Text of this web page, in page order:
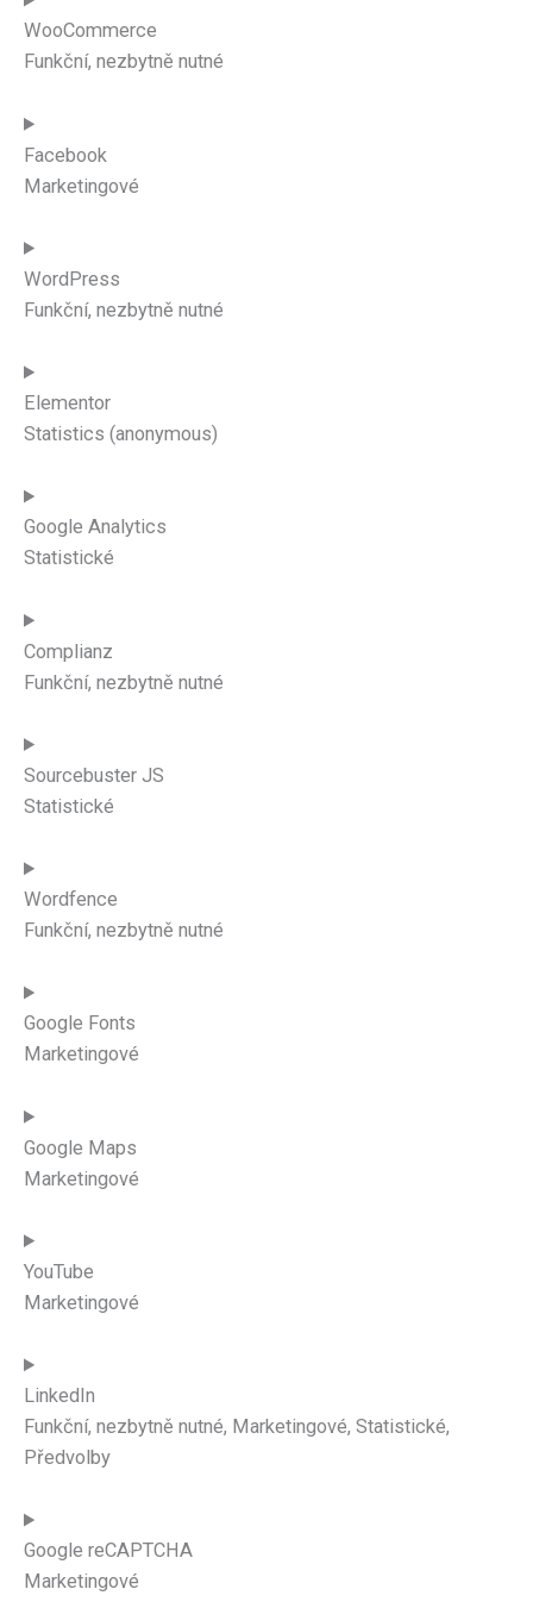
WooCommerce
Funkční, nezbytně nutné
Facebook
Marketingové
WordPress
Funkční, nezbytně nutné
Elementor
Statistics (anonymous)
Google Analytics
Statistické
Complianz
Funkční, nezbytně nutné
Sourcebuster JS
Statistické
Wordfence
Funkční, nezbytně nutné
Google Fonts
Marketingové
Google Maps
Marketingové
YouTube
Marketingové
LinkedIn
Funkční, nezbytně nutné, Marketingové, Statistické,
Předvolby
Google reCAPTCHA
Marketingové